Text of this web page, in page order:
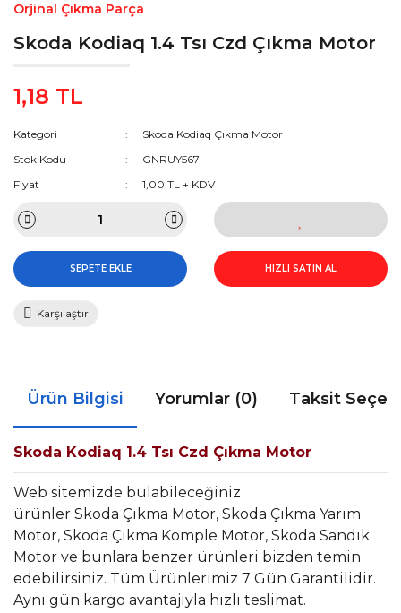
Orjinal Çıkma Parça
Skoda Kodiaq 1.4 Tsı Czd Çıkma Motor
1,18 TL
Kategori
Skoda Kodiaq Çıkma Motor
Stok Kodu
GNRUY567
Fiyat
1,00 TL + KDV
SEPETE EKLE HIZLI SATIN AL
Karşılaştır
Ürün Bilgisi Yorumlar (0) Taksit
Skoda Kodiaq 1.4 Tsı Czd Çıkma Motor
Web sitemizde bulabileceğiniz
ürünler Skoda Çıkma Motor, Skoda Çıkma Yarım
Motor, Skoda Çıkma Komple Motor, Skoda Sandık
Motor ve bunlara benzer ürünleri bizden temin
edebilirsiniz. Tüm Ürünlerimiz 7 Gün Garantilidir.
Aynı gün kargo avantajıyla hızlı teslimat.